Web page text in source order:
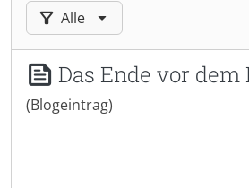
Ergebnisse filtern nach:
Alle
Das Ende vor dem
(Blogeintrag)